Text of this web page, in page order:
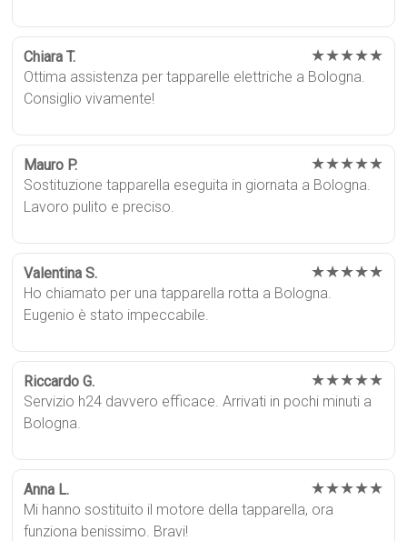
Chiara T. ★★★★★
Ottima assistenza per tapparelle elettriche a Bologna.
Consiglio vivamente!
Mauro P. ★★★★★
Sostituzione tapparella eseguita in giornata a Bologna.
Lavoro pulito e preciso.
Valentina S. ★★★★★
Ho chiamato per una tapparella rotta a Bologna.
Eugenio è stato impeccabile.
Riccardo G. ★★★★★
Servizio h24 davvero efficace. Arrivati in pochi minuti a
Bologna.
Anna L. ★★★★★
Mi hanno sostituito il motore della tapparella, ora
funziona benissimo. Bravi!